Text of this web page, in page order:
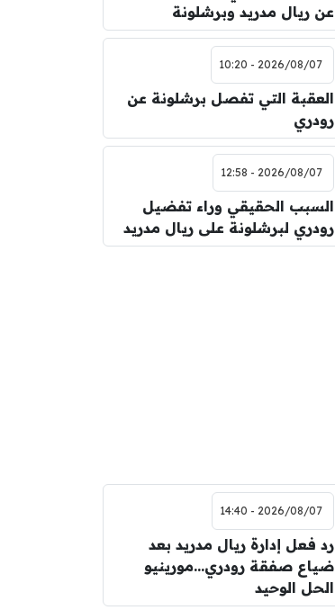
عن ريال مدريد وبرشلونة
2026/08/07 - 10:20
العقبة التي تفصل برشلونة عن
رودري
2026/08/07 - 12:58
السبب الحقيقي وراء تفضيل
رودري لبرشلونة على ريال مدريد
2026/08/07 - 14:40
رد فعل إدارة ريال مدريد بعد
ضياع صفقة رودري…مورينيو
الحل الوحيد